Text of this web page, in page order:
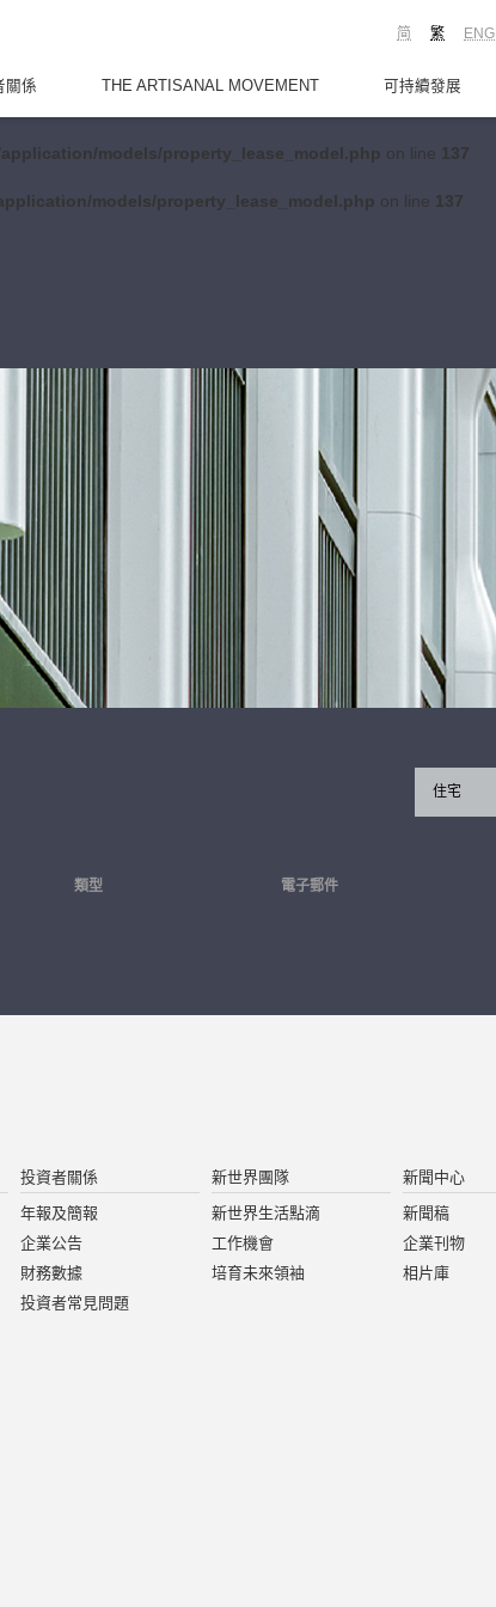
models/property_lease_model.php on line 137
models/property_lease_model.php on line 137
ENG
繁
简
關係 THE ARTISANAL MOVEMENT 可持續發展
住宅
類型 電子郵件
投資者關係
年報及簡報
企業公告
財務數據
投資者常見問題
新世界團隊
新世界生活點滴
工作機會
培育未來領袖
新聞中心
新聞稿
企業刊物
相片庫